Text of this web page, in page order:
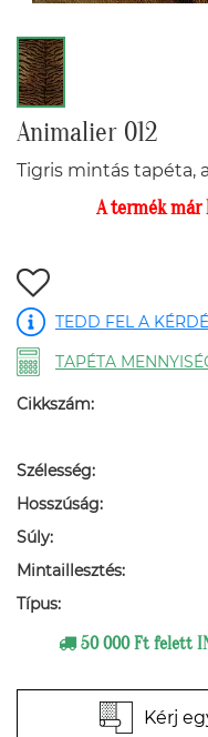
Animalier 012
Tigris mintás tapéta,
A termék
TEDD FEL A
TAPÉTA
Cikkszám:
Szélesség:
Hosszúság:
Súly:
Mintaillesztés:
Típus:
50 000 Ft felett
Kérj